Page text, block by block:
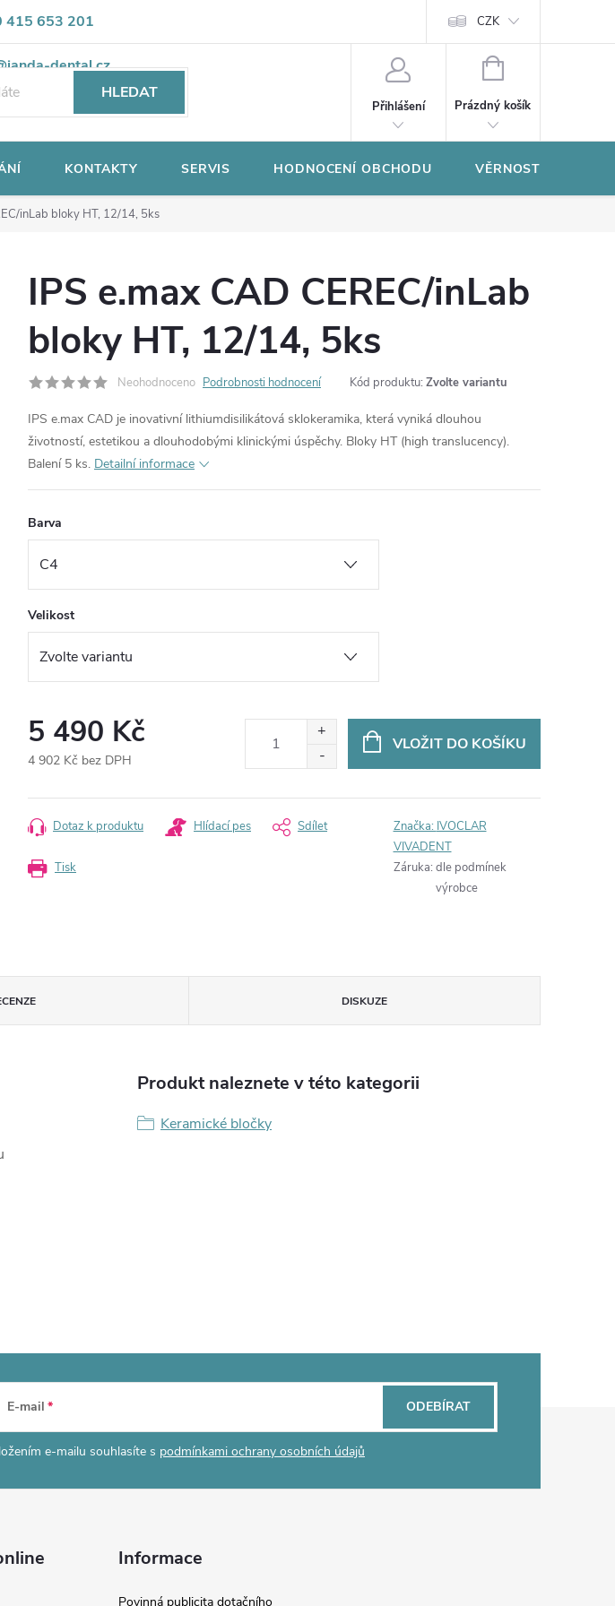
415 653 201
dental.cz
osobních údajů CZK
HLEDAT
Přihlášení
NÁKUPNÍ
Prázdný košík
KONTAKTY SERVIS HODNOCENÍ OBCHODU VĚRNOSTNÍ
inLab bloky HT, 12/14, 5ks
IPS e.max CAD CEREC/inLab
bloky HT, 12/14, 5ks
Neohodnoceno Podrobnosti hodnocení Kód produktu: Zvolte variantu
IPS e.max CAD je inovativní lithiumdisilikátová sklokeramika, která vyniká dlouhou
životností, estetikou a dlouhodobými klinickými úspěchy. Bloky HT (high translucency).
Balení 5 ks. Detailní informace
Barva
Velikost
5 490 Kč
4 902 Kč bez DPH
cena:
VLOŽIT DO KOŠÍKU
Tisk
Dotaz k produktu Hlídací pes Sdílet Značka: IVOCLAR
VIVADENT
Záruka: dle podmínek
výrobce
DISKUZE
Produkt naleznete v této kategorii
Keramické bločky
E-mail
e-mailu souhlasíte s podmínkami ochrany osobních údajů
ODEBÍRAT
Informace
Povinná publicita dotačního